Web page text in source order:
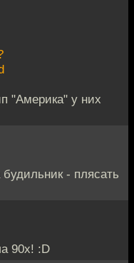
"Америка" у них
- плясать
90х! :D